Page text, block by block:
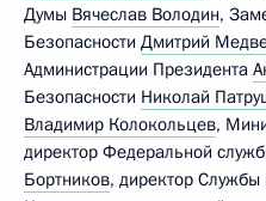
Думы Вячеслав Володин,
Безопасности Дмитрий
Администрации Президента
Безопасности Николай
Владимир Колокольцев,
директор Федеральной
Бортников, директор